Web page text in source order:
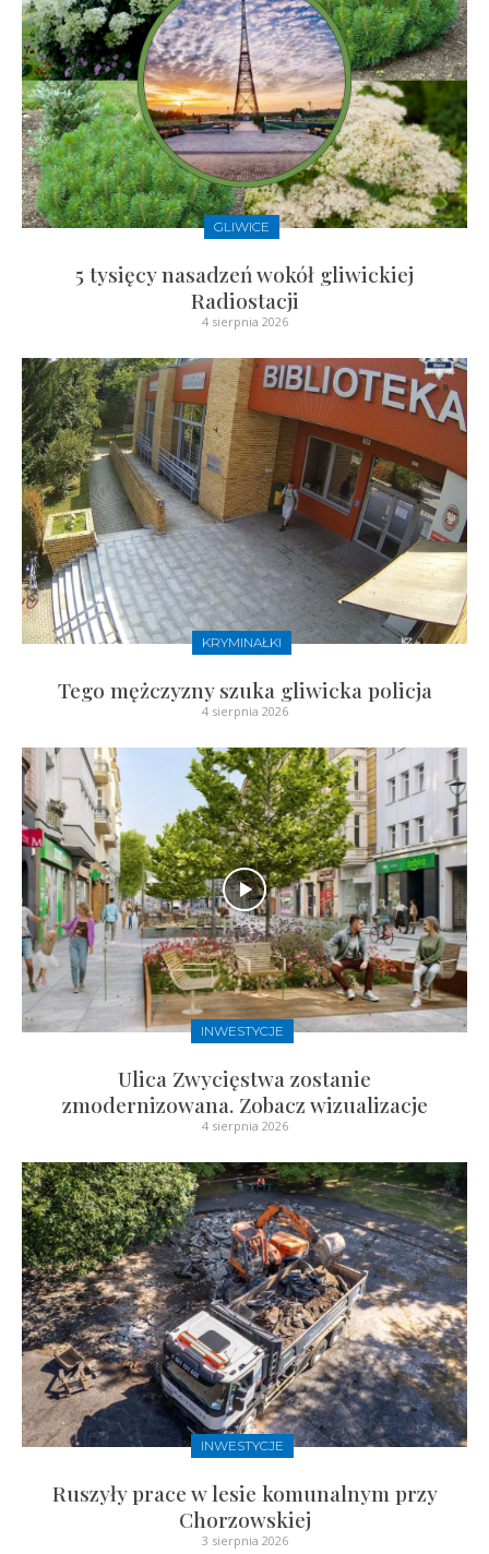
GLIWICE
5 tysięcy nasadzeń wokół gliwickiej
Radiostacji
4 sierpnia 2026
KRYMINAŁKI
Tego mężczyzny szuka gliwicka policja
4 sierpnia 2026
INWESTYCJE
Ulica Zwycięstwa zostanie
zmodernizowana. Zobacz wizualizacje
4 sierpnia 2026
INWESTYCJE
Ruszyły prace w lesie komunalnym przy
Chorzowskiej
3 sierpnia 2026